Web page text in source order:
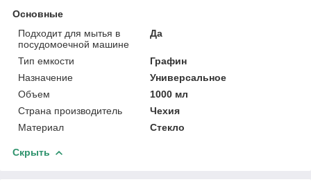
Основные
Подходит для мытья в
посудомоечной машине
Да
Тип емкости
Графин
Назначение
Универсальное
Объем
1000 мл
Страна производитель
Чехия
Материал
Стекло
Скрыть